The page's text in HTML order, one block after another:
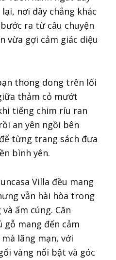
nơi đây chẳng khác
ra từ câu chuyện
vừa gợi cảm giác diệu
thong dong trên lối
thảm cỏ mướt
tiếng chim ríu ran
an yên ngồi bên
từng trang sách đưa
bình yên.
Villa đều mang
vẫn hài hòa trong
ấm cúng. Căn
gỗ mang đến cảm
lãng mạn, với
vàng nổi bật và góc